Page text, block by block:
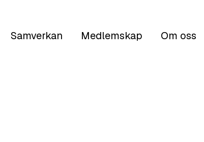
Samverkan Medlemskap Om oss